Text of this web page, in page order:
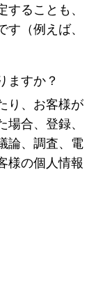
ることも、
（例えば、
ますか？
り、お客様が
合、登録、
論、調査、電
様の個人情報